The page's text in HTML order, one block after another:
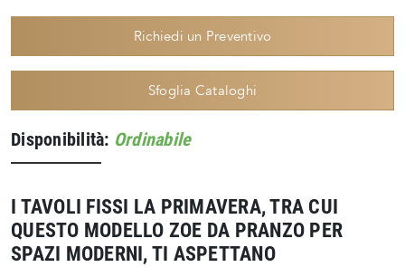
Richiedi un Preventivo
Sfoglia Cataloghi
Disponibilità: Ordinabile
I TAVOLI FISSI LA PRIMAVERA, TRA CUI
QUESTO MODELLO ZOE DA PRANZO PER
SPAZI MODERNI, TI ASPETTANO